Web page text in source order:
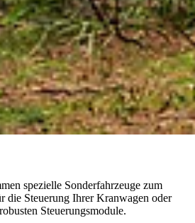
spezielle Sonderfahrzeuge zum
die Steuerung Ihrer Kranwagen oder
Steuerungsmodule.